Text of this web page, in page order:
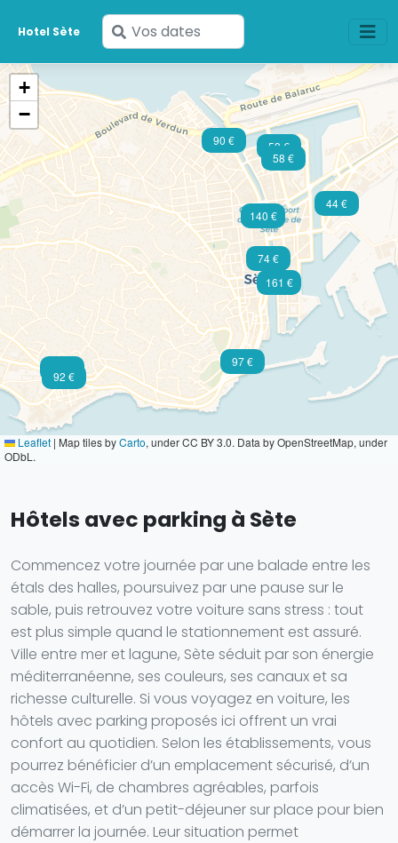
Hotel Sète
Saisissez
vos
97 €
140 €
58 €
161 €
92 €
74 €
90 €
44 €
53 €
+
−
Leaflet | Map tiles byCarto, under CC BY 3.0. Data by OpenStreetMap, under
ODbL.
Hôtels avec parking à Sète
Commencez votre journée par une balade entre les
étals des halles, poursuivez par une pause sur le
sable, puis retrouvez votre voiture sans stress : tout
est plus simple quand le stationnement est assuré.
Ville entre mer et lagune, Sète séduit par son énergie
méditerranéenne, ses couleurs, ses canaux et sa
richesse culturelle. Si vous voyagez en voiture, les
hôtels avec parking proposés ici offrent un vrai
confort au quotidien. Selon les établissements, vous
pourrez bénéficier d’un emplacement sécurisé, d’un
accès Wi-Fi, de chambres agréables, parfois
climatisées, et d’un petit-déjeuner sur place pour bien
démarrer la journée. Leur situation permet